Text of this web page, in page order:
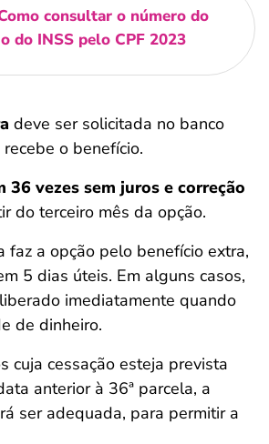
consultar o número do
do INSS pelo CPF 2023
deve ser solicitada no banco
o benefício.
36 vezes sem juros e correção
do terceiro mês da opção.
faz a opção pelo benefício extra,
5 dias úteis. Em alguns casos,
imediatamente quando
de dinheiro.
cuja cessação esteja prevista
anterior à 36ª parcela, a
ser adequada, para permitir a